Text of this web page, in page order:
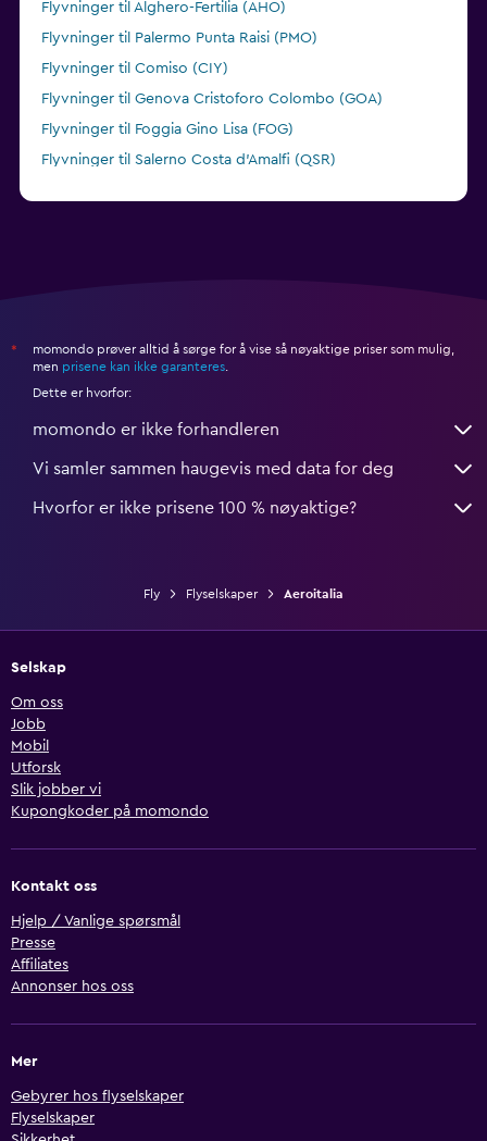
Flyvninger til Alghero-Fertilia (AHO)
Flyvninger til Palermo Punta Raisi (PMO)
Flyvninger til Comiso (CIY)
Flyvninger til Genova Cristoforo Colombo (GOA)
Flyvninger til Foggia Gino Lisa (FOG)
Flyvninger til Salerno Costa d'Amalfi (QSR)
*
momondo prøver alltid å sørge for å vise så nøyaktige priser som mulig,
men prisene kan ikke garanteres
Dette er hvorfor:
momondo er ikke forhandleren
Vi samler sammen haugevis med data for deg
Hvorfor er ikke prisene 100 % nøyaktige?
Fly Flyselskaper Aeroitalia
Selskap
Om oss
Jobb
Mobil
Utforsk
Slik jobber vi
Kupongkoder på momondo
Kontakt oss
Hjelp / Vanlige spørsmål
Presse
Affiliates
Annonser hos oss
Mer
Gebyrer hos flyselskaper
Flyselskaper